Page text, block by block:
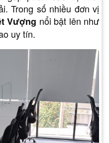
Trong số nhiều đơn vị
Vượng nổi bật lên như
uy tín.